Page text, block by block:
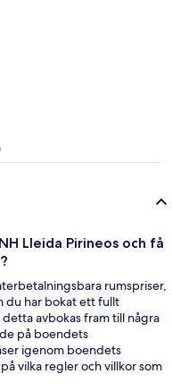
Lleida Pirineos och få
rumspriser,
du har bokat ett fullt
avbokas fram till några
på boendets
igenom boendets
vilka regler och villkor som